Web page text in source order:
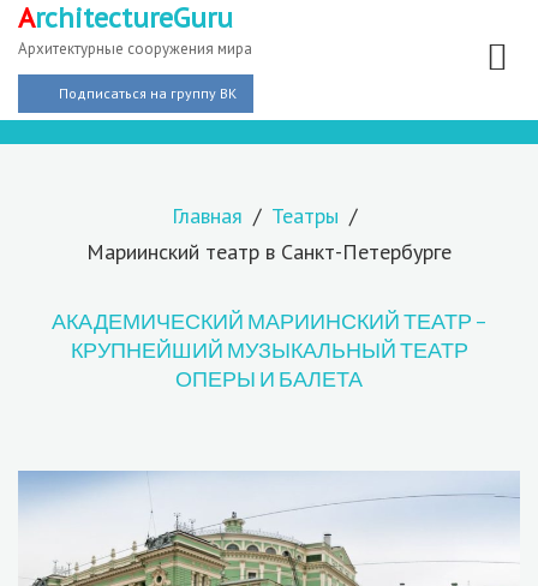
ArchitectureGuru
Архитектурные сооружения мира
Подписаться на группу ВК
Главная
Театры
Мариинский театр в Санкт-Петербурге
АКАДЕМИЧЕСКИЙ МАРИИНСКИЙ ТЕАТР –
КРУПНЕЙШИЙ МУЗЫКАЛЬНЫЙ ТЕАТР
ОПЕРЫ И БАЛЕТА